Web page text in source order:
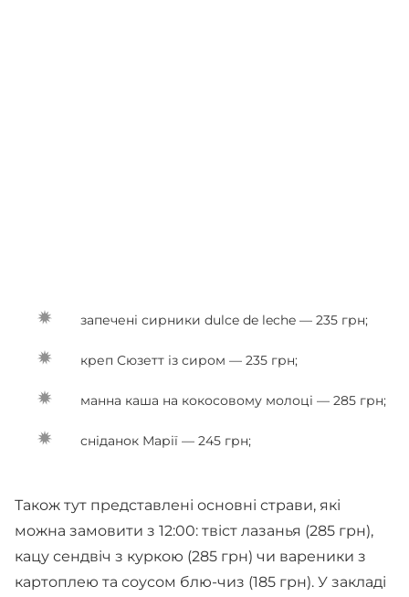
запечені сирники dulce de leche — 235 грн;
креп Сюзетт із сиром — 235 грн;
манна каша на кокосовому молоці — 285 грн;
сніданок Марії — 245 грн;
Також тут представлені основні страви, які
можна замовити з 12:00: твіст лазанья (285 грн),
кацу сендвіч з куркою (285 грн) чи вареники з
картоплею та соусом блю-чиз (185 грн). У закладі